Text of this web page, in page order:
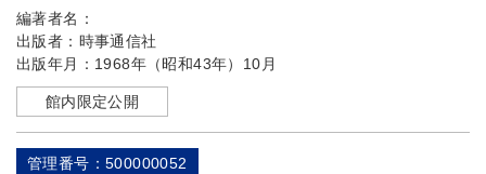
編著者名：
出版者： 時事通信社
出版年月： 1968年（昭和43年）10月
館内限定公開
管理番号：500000052